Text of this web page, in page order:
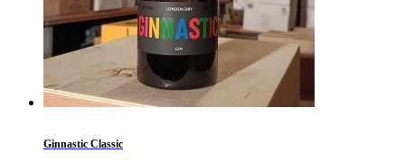
Ginnastic Classic